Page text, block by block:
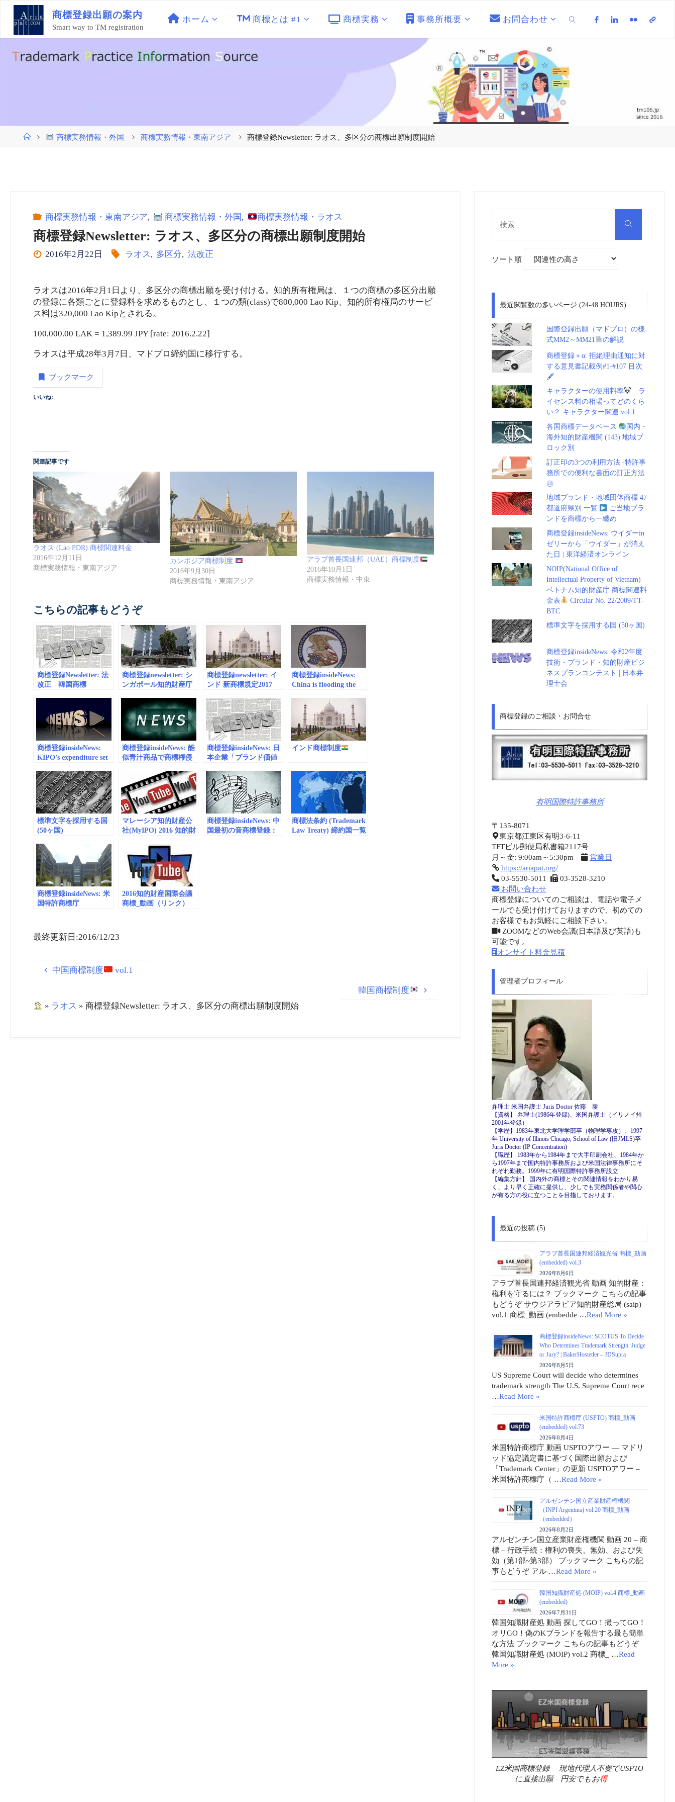
ン
商標登録出願の案内
Smart way to TM registration
ホーム 商標とは #1 商標実務 事務所概要 お問合わせ
ホ
商標実務情報・外国 商標実務情報・東南アジア 商標登録Newsletter: ラオス、多区分の商標出願制度開始
商標実務情報・東南アジア, 商標実務情報・外国 , 商標実務情報・ラオス
商標登録Newsletter: ラオス、多区分の商標出願制度開始
2016年2月22日 ラオス, 多区分, 法改正
ラオスは2016年2月1日より、多区分の商標出願を受け付ける。知的所有権局は、１つの商標の多区分出願
の登録に各類ごとに登録料を求めるものとし、１つの類(class)で800,000 Lao Kip、知的所有権局のサービ
ス料は320,000 Lao Kipとされる。
100,000.00 LAK = 1,389.99 JPY [rate: 2016.2.22]
ラオスは平成28年3月7日、マドプロ締約国に移行する。
ブックマーク
いいね:
関連記事です
ラオス (Lao PDR) 商標関連料金
2016年12月11日
商標実務情報・東南アジア
カンボジア商標制度
2016年9月30日
商標実務情報・東南アジア
アラブ首長国連邦（UAE）商標制度
2016年10月1日
商標実務情報・中東
こちらの記事もどうぞ
商標登録Newsletter: 法
改正 韓国商標
商標登録newsletter: シ
ンガポール知的財産庁
府費用等を変更
商標登録newsletter: イ
ンド 新商標規定2017
商標登録insideNews:
China is flooding the
applications and no one
is sure why | Fortune
商標登録insideNews:
KIPO’s expenditure set
filings drop reported:
exclusive data analysis –
World Trademark
Review
商標登録insideNews: 酷
似青汁商品で商標権侵
ニュース
商標登録insideNews: 日
本企業「ブランド価値
値は4兆円超 | ZUU
online
インド商標制度
標準文字を採用する国
(50ヶ国)
マレーシア知的財産公
社(MyIPO) 2016 知的財
(embedded)
商標登録insideNews: 中
国最初の音商標登録：
商標法条約 (Trademark
Law Treaty) 締約国一覧
商標登録insideNews: 米
国特許商標庁
Register・Trademark
Fee Adjustment
2016知的財産国際会議
商標_動画（リンク）
最終更新日:2016/12/23
中国商標制度 vol.1
韓国商標制度
» ラオス »商標登録Newsletter: ラオス、多区分の商標出願制度開始
検
ソート順
最近閲覧数の多いページ (24-48 HOURS)
国際登録出願（マドプロ）の様
式MM2～MM21
の解説
商標登録＋α: 拒絶理由通知に対
する意見書記載例#1-#107 目次
🖋
キャラクターの使用料率
ラ
イセンス料の相場ってどのくら
い？ キャラクター関連 vol.1
各国商標データベース
国内・
海外知的財産機関 (143) 地域ブ
ロック別
訂正印の3つの利用方法 -特許事
務所での便利な書面の訂正方法
㊞
地域ブランド・地域団体商標 47
都道府県別 一覧
ご当地ブラ
ンドを商標から一纏め
商標登録insideNews: ウイダーin
ゼリーから「ウイダー」が消え
た日 | 東洋経済オンライン
NOIP(National Office of
Intellectual Property of Vietnam)
ベトナム知的財産庁 商標関連料
金表
Circular No. 22/2009/TT-
BTC
標準文字を採用する国 (50ヶ国)
商標登録insideNews: 令和2年度
技術・ブランド・知的財産ビジ
ネスプランコンテスト | 日本弁
理士会
商標登録のご相談・お問合せ
有明国際特許事務所
〒135-8071
東京都江東区有明3-6-11
TFTビル郵便局私書箱2117号
月～金: 9:00am～5:30pm
営業日
https://ariapat.org/
03-5530-5011
03-3528-3210
お問い合わせ
商標登録についてのご相談は、電話や電子メ
ールでも受け付けておりますので、初めての
お客様でもお気軽にご相談下さい。
ZOOMなどのWeb会議(日本語及び英語)も
可能です。
オンサイト料金見積
管理者プロフィール
弁理士 米国弁護士 Juris Doctor 佐藤 勝
【資格】 弁理士(1986年登録)、米国弁護士（イリノイ州
2001年登録）
【学歴】1983年東北大学理学部卒（物理学専攻）、1997
年 University of Illinois Chicago, School of Law (旧JMLS)卒
Juris Doctor (IP Concentration)
【職歴】 1983年から1984年まで大手印刷会社、1984年か
ら1997年まで国内特許事務所および米国法律事務所にそ
れぞれ勤務。1999年に有明国際特許事務所設立
【編集方針】 国内外の商標とその関連情報をわかり易
く、より早く正確に提供し、少しでも実務関係者や関心
が有る方の役に立つことを目指しております。
最近の投稿 (5)
アラブ首長国連邦経済観光省 商標_動画
(embedded) vol.3
2026年8月6日
アラブ首長国連邦経済観光省 動画 知的財産：
権利を守るには？ ブックマーク こちらの記事
もどうぞ サウジアラビア知的財産総局 (saip)
vol.1 商標_動画 (embedde …Read More »
商標登録insideNews: SCOTUS To Decide
Who Determines Trademark Strength: Judge
or Jury? | BakerHostetler – JDSupra
2026年8月5日
US Supreme Court will decide who determines
trademark strength The U.S. Supreme Court rece
…Read More »
米国特許商標庁 (USPTO) 商標_動画
(embedded) vol.73
2026年8月4日
米国特許商標庁 動画 USPTOアワー ― マドリ
ッド協定議定書に基づく国際出願および
「Trademark Center」の更新 USPTOアワー –
米国特許商標庁（ …Read More »
アルゼンチン国立産業財産権機関
（INPI Argentina) vol.20 商標_動画
（embedded）
2026年8月2日
アルゼンチン国立産業財産権機関 動画 20 – 商
標 – 行政手続：権利の喪失、無効、および失
効（第1部~第3部） ブックマーク こちらの記
事もどうぞ アル …Read More »
韓国知識財産処 (MOIP) vol.4 商標_動画
(embedded)
2026年7月31日
韓国知識財産処 動画 探してGO！撮ってGO！
オリGO！偽のKブランドを報告する最も簡単
な方法 ブックマーク こちらの記事もどうぞ
韓国知識財産処 (MOIP) vol.2 商標_ …Read
More »
EZ米国商標登録 現地代理人不要でUSPTO
に直接出願 円安でもお得